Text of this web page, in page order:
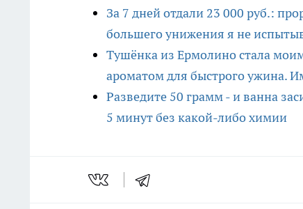
За 7 дней отдали 23 000 руб.:
большего унижения я не
Тушёнка из Ермолино стала
ароматом для быстрого ужина.
Разведите 50 грамм - и ванна
5 минут без какой-либо химии